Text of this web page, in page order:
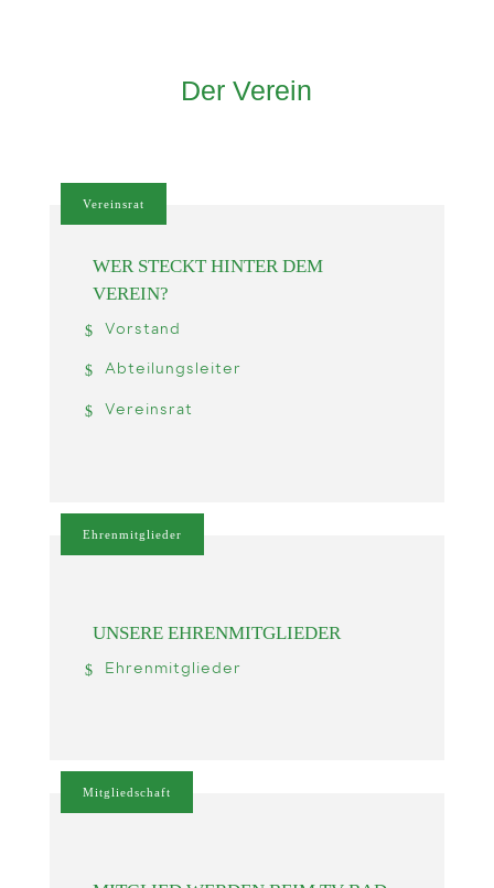
Der Verein
Vereinsrat
WER STECKT HINTER DEM
VEREIN?
Vorstand
Abteilungsleiter
Vereinsrat
Ehrenmitglieder
UNSERE EHRENMITGLIEDER
Ehrenmitglieder
Mitgliedschaft